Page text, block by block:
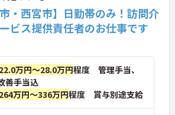
を大切にしており、入社1日
も提案できる「フジキャタ提
役員がすべての提案に目を通
が実際のサービス向上につな
持って仕事に取り組めます。
・西宮市】日勤帯のみ！訪問介
ビス提供責任者のお仕事です
22.0万円～28.0万円程度 管理手当、
善手当込
264万円～336万円程度 賞与別途支給